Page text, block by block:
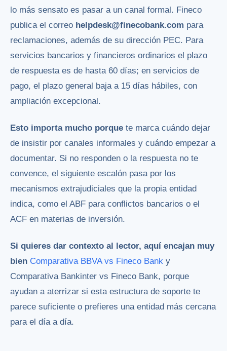
lo más sensato es pasar a un canal formal. Fineco
publica el correo helpdesk@finecobank.com para
reclamaciones, además de su dirección PEC. Para
servicios bancarios y financieros ordinarios el plazo
de respuesta es de hasta 60 días; en servicios de
pago, el plazo general baja a 15 días hábiles, con
ampliación excepcional.
Esto importa mucho porque te marca cuándo dejar
de insistir por canales informales y cuándo empezar a
documentar. Si no responden o la respuesta no te
convence, el siguiente escalón pasa por los
mecanismos extrajudiciales que la propia entidad
indica, como el ABF para conflictos bancarios o el
ACF en materias de inversión.
Si quieres dar contexto al lector, aquí encajan muy
bien Comparativa BBVA vs Fineco Bank y
Comparativa Bankinter vs Fineco Bank, porque
ayudan a aterrizar si esta estructura de soporte te
parece suficiente o prefieres una entidad más cercana
para el día a día.